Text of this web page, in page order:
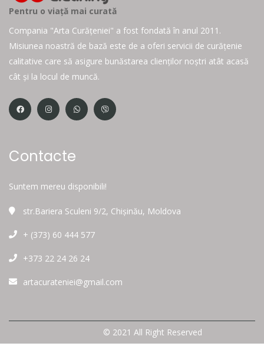
Pentru o viață mai curată
Compania "Arta Curățeniei" a fost fondată în anul 2011.
Misiunea noastră de bază este de a oferi servicii de curățenie
calitative care să asigure bunăstarea clienților noștri atât acasă
cât și la locul de muncă.
Contacte
Suntem mereu disponibili!
str.Bariera Sculeni 9/2, Chișinău, Moldova
+ (373) 60 444 577
+373 22 24 26 24
artacurateniei@gmail.com
© 2021 All Right Reserved